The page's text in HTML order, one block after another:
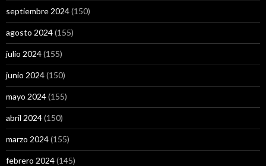
septiembre 2024(150)
agosto 2024(155)
julio 2024(155)
junio 2024(150)
mayo 2024(155)
abril 2024(150)
marzo 2024(155)
febrero 2024(145)